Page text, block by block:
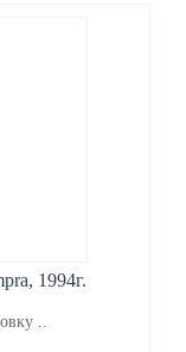
1994г.
..